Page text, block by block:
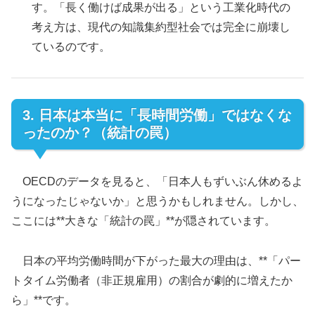
す。「長く働けば成果が出る」という工業化時代の
考え方は、現代の知識集約型社会では完全に崩壊し
ているのです。
3. 日本は本当に「長時間労働」ではなくな
ったのか？（統計の罠）
OECDのデータを見ると、「日本人もずいぶん休めるよ
うになったじゃないか」と思うかもしれません。しかし、
ここには**大きな「統計の罠」**が隠されています。
日本の平均労働時間が下がった最大の理由は、**「パー
トタイム労働者（非正規雇用）の割合が劇的に増えたか
ら」**です。